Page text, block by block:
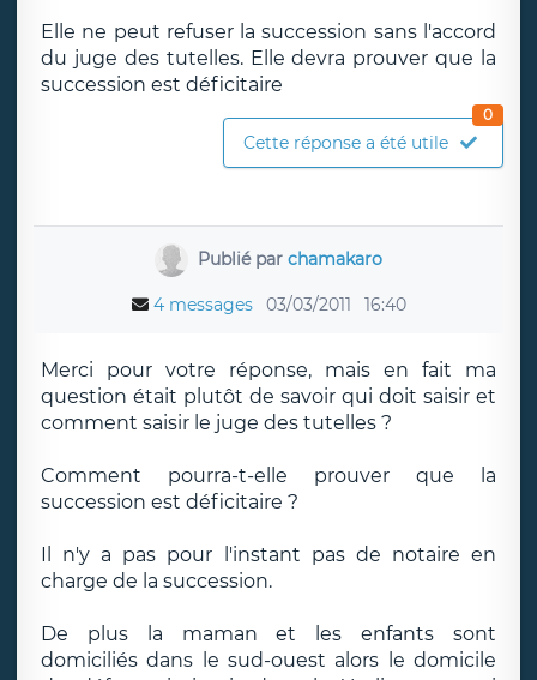
Elle ne peut refuser la succession sans l'accord
du juge des tutelles. Elle devra prouver que la
succession est déficitaire
Cette réponse a été utile
0
Publié par chamakaro
4 messages 03/03/2011 16:40
Merci pour votre réponse, mais en fait ma
question était plutôt de savoir qui doit saisir et
comment saisir le juge des tutelles ?
Comment pourra-t-elle prouver que la
succession est déficitaire ?
Il n'y a pas pour l'instant pas de notaire en
charge de la succession.
De plus la maman et les enfants sont
domiciliés dans le sud-ouest alors le domicile